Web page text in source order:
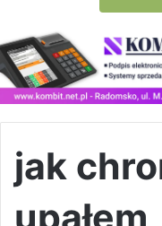
jak
upałem